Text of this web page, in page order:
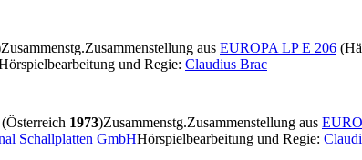
Zusammenstg.Zusammenstellung aus EUROPA LP E 206
und Regie: Claudius Brac
1973)Zusammenstg.Zusammenstellung aus
Schallplatten GmbHHörspielbearbeitung und Regie: